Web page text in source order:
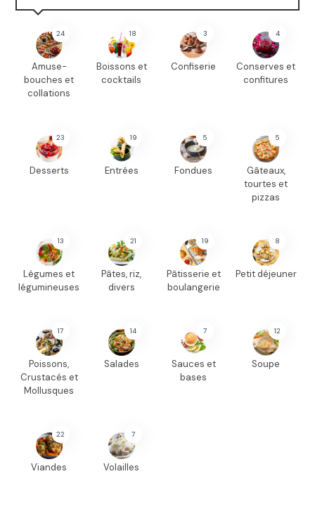
24
Amuse-
bouches et
collations
18
Boissons et
cocktails
3
Confiserie
4
Conserves et
confitures
23
Desserts
19
Entrées
5
Fondues
5
Gâteaux,
tourtes et
pizzas
13
Légumes et
légumineuses
21
Pâtes, riz,
divers
19
Pâtisserie et
boulangerie
8
Petit déjeuner
17
Poissons,
Crustacés et
Mollusques
14
Salades
7
Sauces et
bases
12
Soupe
22
Viandes
7
Volailles